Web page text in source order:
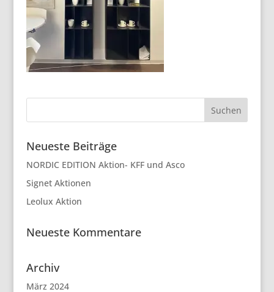
Neueste Beiträge
NORDIC EDITION Aktion- KFF und Asco
Signet Aktionen
Leolux Aktion
Neueste Kommentare
Archiv
März 2024